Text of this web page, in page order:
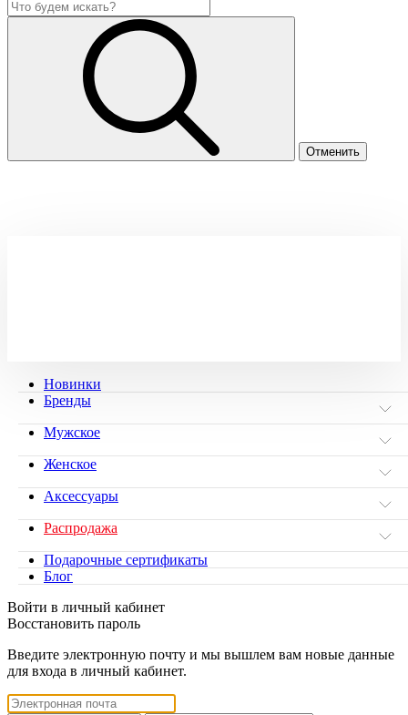
Новинки
Бренды
Мужское
Женское
Аксессуары
Распродажа
Подарочные сертификаты
Блог
Войти в личный кабинет
Восстановить пароль
Введите электронную почту и мы вышлем вам новые данные
для входа в личный кабинет.